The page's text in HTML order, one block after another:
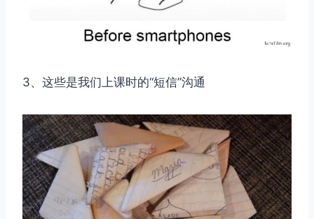
3、这些是我们上课时的“短信”沟通